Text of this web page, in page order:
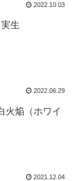
2022.10.03
生
2022.06.29
火焔（ホワイ
2021.12.04